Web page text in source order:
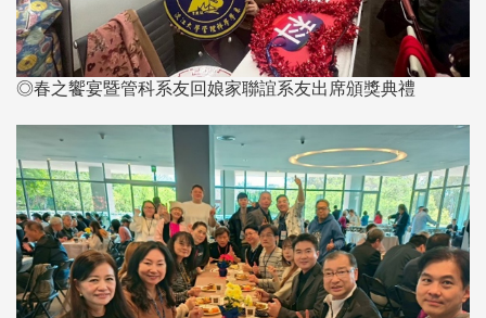
◎春之饗宴暨管科系友回娘家聯誼系友出席頒獎典禮